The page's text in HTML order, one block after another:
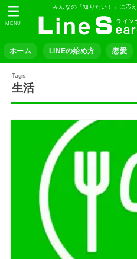
みんなの「知りたい！」に応
ホーム LINEの始め方 恋愛
MENU
生活